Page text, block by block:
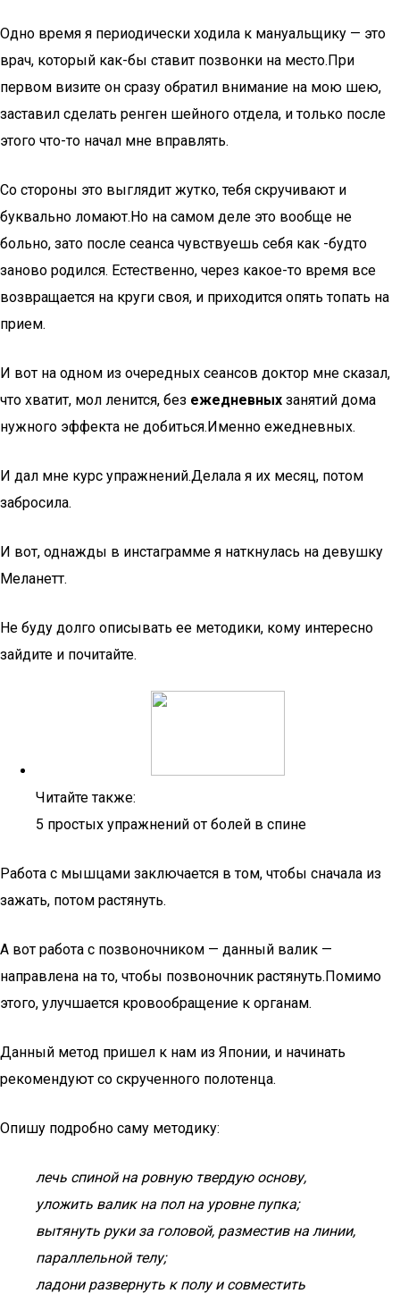
Одно время я периодически ходила к мануальщику — это
врач, который как-бы ставит позвонки на место.При
первом визите он сразу обратил внимание на мою шею,
заставил сделать ренген шейного отдела, и только после
этого что-то начал мне вправлять.
Со стороны это выглядит жутко, тебя скручивают и
буквально ломают.Но на самом деле это вообще не
больно, зато после сеанса чувствуешь себя как -будто
заново родился. Естественно, через какое-то время все
возвращается на круги своя, и приходится опять топать на
прием.
И вот на одном из очередных сеансов доктор мне сказал,
что хватит, мол ленится, без ежедневных занятий дома
нужного эффекта не добиться.Именно ежедневных.
И дал мне курс упражнений.Делала я их месяц, потом
забросила.
И вот, однажды в инстаграмме я наткнулась на девушку
Меланетт.
Не буду долго описывать ее методики, кому интересно
зайдите и почитайте.
Читайте также:
5 простых упражнений от болей в спине
Работа с мышцами заключается в том, чтобы сначала из
зажать, потом растянуть.
А вот работа с позвоночником — данный валик —
направлена на то, чтобы позвоночник растянуть.Помимо
этого, улучшается кровообращение к органам.
Данный метод пришел к нам из Японии, и начинать
рекомендуют со скрученного полотенца.
Опишу подробно саму методику:
лечь спиной на ровную твердую основу,
уложить валик на пол на уровне пупка;
вытянуть руки за головой, разместив на линии,
параллельной телу;
ладони развернуть к полу и совместить